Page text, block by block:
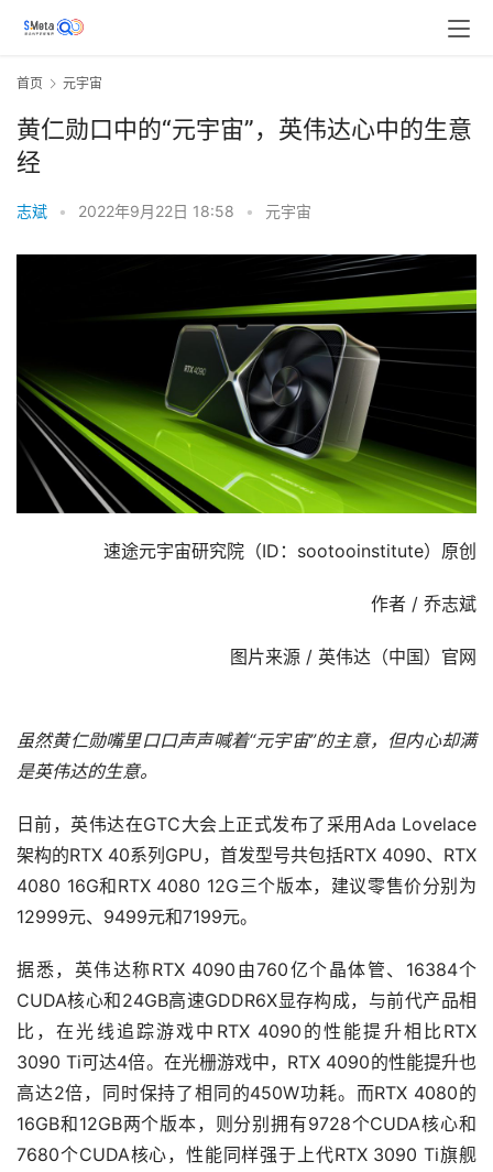
首页 元宇宙
黄仁勋口中的“元宇宙”，英伟达心中的生意
经
志斌 • 2022年9月22日 18:58 • 元宇宙
速途元宇宙研究院（ID：sootooinstitute）原创
作者 / 乔志斌
图片来源 / 英伟达（中国）官网
虽然黄仁勋嘴里口口声声喊着“元宇宙”的主意，但内心却满
是英伟达的生意。
日前，英伟达在GTC大会上正式发布了采用Ada Lovelace
架构的RTX 40系列GPU，首发型号共包括RTX 4090、RTX
4080 16G和RTX 4080 12G三个版本，建议零售价分别为
12999元、9499元和7199元。
据悉，英伟达称RTX 4090由760亿个晶体管、16384个
CUDA核心和24GB高速GDDR6X显存构成，与前代产品相
比，在光线追踪游戏中RTX 4090的性能提升相比RTX
3090 Ti可达4倍。在光栅游戏中，RTX 4090的性能提升也
高达2倍，同时保持了相同的450W功耗。而RTX 4080的
16GB和12GB两个版本，则分别拥有9728个CUDA核心和
7680个CUDA核心，性能同样强于上代RTX 3090 Ti旗舰